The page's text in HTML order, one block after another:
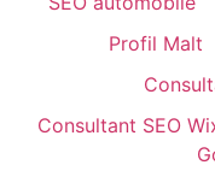
Profil Malt
Consultant SEO